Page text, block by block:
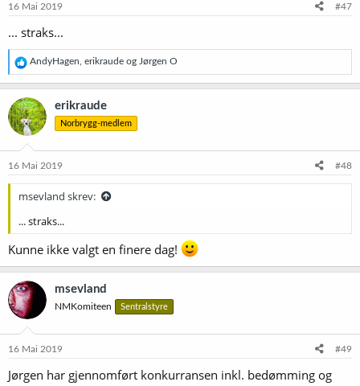
16 Mai 2019 #47
... straks...
R
e
a
k
s
j
o
e
AndyHagen erikraude og Jørgen O
erikraude
Norbrygg-medlem
16 Mai 2019 #48
msevland skrev:
... straks...
Kunne ikke valgt en finere dag!
msevland
NMKomiteen Sentralstyre
16 Mai 2019 #49
Jørgen har gjennomført konkurransen inkl. bedømming og